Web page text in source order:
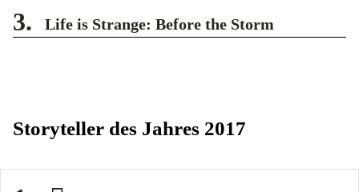
3. Life is Strange: Before the Storm
Storyteller des Jahres 2017